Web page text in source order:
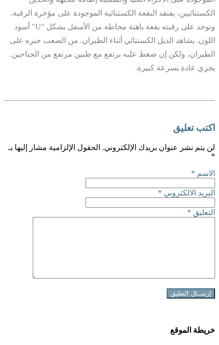
الكستنائيين، يفتقد البقعة الكستنائية الموجودة على مؤخرة الرقبة،
وتوجد على رقبته بقعة باهتة محاطة من الأسفل بشكل "U" أسود
اللون. يشاهد الذيل الكستنائي أثناء الطيران. من الصعب جبره على
الطيران، ولكن إن ضغط عليه يرتفع مع طنين مرتفع من الجناحين.
يجري عادة بسرعة كبيرة.
اكتب تعليق
لن يتم نشر عنوان بريدك الإلكتروني. الحقول الإلزامية مشار إليها بـ
*
الاسم *
البريد الالكتروني *
التعليق *
خريطة الموقع